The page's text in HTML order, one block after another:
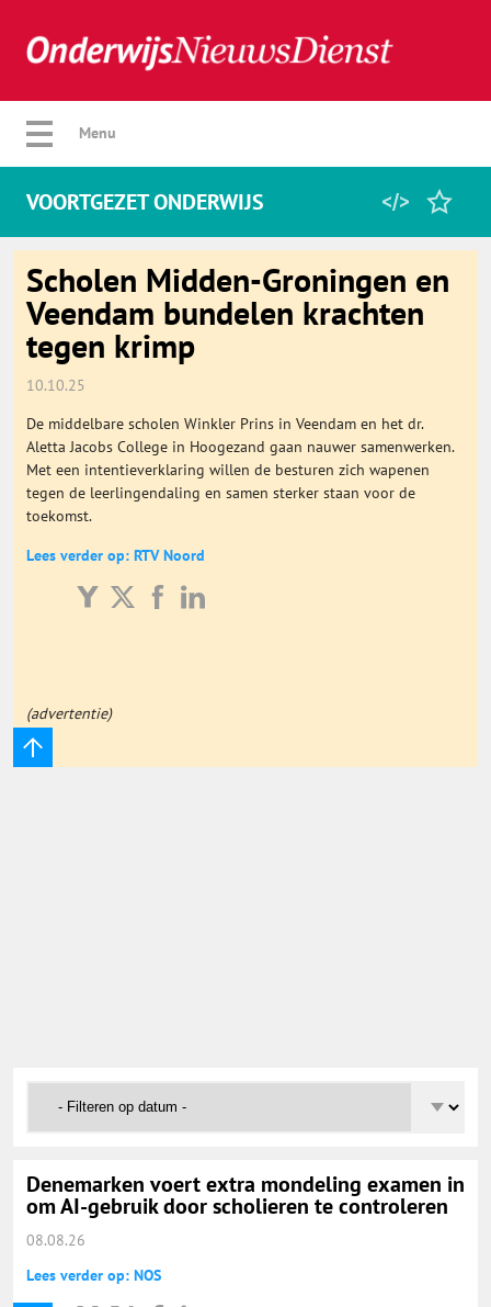
Verberg menu
Home
Favorieten
Algemeen
Onderwijs Totaal
Basisonderwijs
ICT
Yurls.net
Vacaturewijzer Basisonderwijs
Menu
VOORTGEZET ONDERWIJS
Scholen Midden-Groningen en
Veendam bundelen krachten
tegen krimp
10.10.25
De middelbare scholen Winkler Prins in Veendam en het dr.
Aletta Jacobs College in Hoogezand gaan nauwer samenwerken.
Met een intentieverklaring willen de besturen zich wapenen
tegen de leerlingendaling en samen sterker staan voor de
toekomst.
Lees verder op: RTV Noord
(advertentie)
Denemarken voert extra mondeling examen in
om AI-gebruik door scholieren te controleren
08.08.26
Lees verder op: NOS